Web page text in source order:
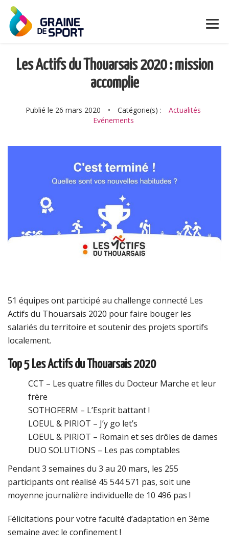
Les Actifs du Thouarsais 2020 : mission
accomplie
Publié le 26 mars 2020 • Catégorie(s) :
Actualités
Evénements
51 équipes ont participé au challenge connecté Les
Actifs du Thouarsais 2020 pour faire bouger les
salariés du territoire et soutenir des projets sportifs
localement.
Top 5 Les Actifs du Thouarsais 2020
CCT – Les quatre filles du Docteur Marche et leur
frère
SOTHOFERM – L’Esprit battant !
LOEUL & PIRIOT – J’y go let’s
LOEUL & PIRIOT – Romain et ses drôles de dames
DUO SOLUTIONS – Les pas comptables
Pendant 3 semaines du 3 au 20 mars, les 255
participants ont réalisé 45 544 571 pas, soit une
moyenne journalière individuelle de 10 496 pas !
Félicitations pour votre faculté d’adaptation en 3ème
semaine avec le confinement !